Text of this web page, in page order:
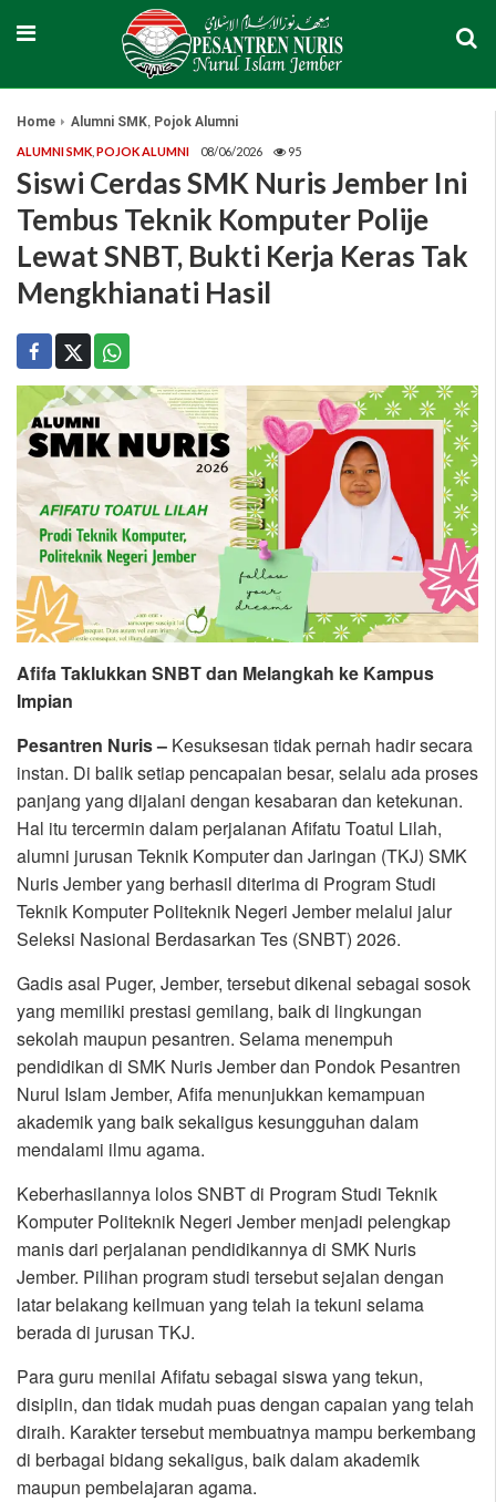
Home Alumni SMK, Pojok Alumni
ALUMNI SMK POJOK ALUMNI 08/06/2026 95
Siswi Cerdas SMK Nuris Jember Ini
Tembus Teknik Komputer Polije
Lewat SNBT, Bukti Kerja Keras Tak
Mengkhianati Hasil
Afifa Taklukkan SNBT dan Melangkah ke Kampus
Impian
Pesantren Nuris – Kesuksesan tidak pernah hadir secara
instan. Di balik setiap pencapaian besar, selalu ada proses
panjang yang dijalani dengan kesabaran dan ketekunan.
Hal itu tercermin dalam perjalanan Afifatu Toatul Lilah,
alumni jurusan Teknik Komputer dan Jaringan (TKJ) SMK
Nuris Jember yang berhasil diterima di Program Studi
Teknik Komputer Politeknik Negeri Jember melalui jalur
Seleksi Nasional Berdasarkan Tes (SNBT) 2026.
Gadis asal Puger, Jember, tersebut dikenal sebagai sosok
yang memiliki prestasi gemilang, baik di lingkungan
sekolah maupun pesantren. Selama menempuh
pendidikan di SMK Nuris Jember dan Pondok Pesantren
Nurul Islam Jember, Afifa menunjukkan kemampuan
akademik yang baik sekaligus kesungguhan dalam
mendalami ilmu agama.
Keberhasilannya lolos SNBT di Program Studi Teknik
Komputer Politeknik Negeri Jember menjadi pelengkap
manis dari perjalanan pendidikannya di SMK Nuris
Jember. Pilihan program studi tersebut sejalan dengan
latar belakang keilmuan yang telah ia tekuni selama
berada di jurusan TKJ.
Para guru menilai Afifatu sebagai siswa yang tekun,
disiplin, dan tidak mudah puas dengan capaian yang telah
diraih. Karakter tersebut membuatnya mampu berkembang
di berbagai bidang sekaligus, baik dalam akademik
maupun pembelajaran agama.